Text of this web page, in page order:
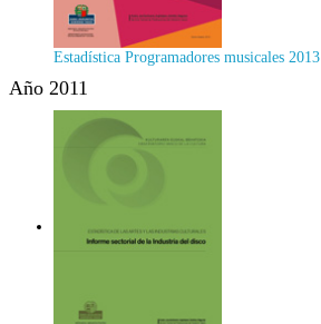
Estadística Programadores musicales 2013
Año 2011